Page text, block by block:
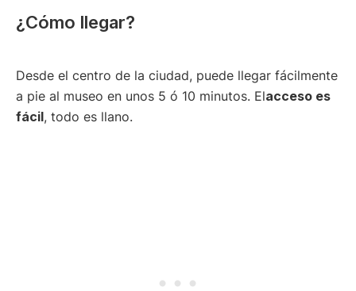
¿Cómo llegar?
Desde el centro de la ciudad, puede llegar fácilmente
a pie al museo en unos 5 ó 10 minutos. Elacceso es
fácil, todo es llano.